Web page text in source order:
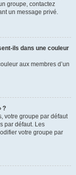
groupe, contactez
un message privé.
ils dans une couleur
aux membres d’un
?
votre groupe par défaut
par défaut. Les
votre groupe par